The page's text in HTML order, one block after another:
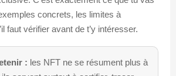
concrets, les limites à
faut vérifier avant de t’y intéresser.
: les NFT ne se résument plus à